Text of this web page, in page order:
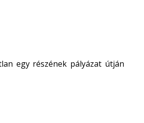
egy részének pályázat útján